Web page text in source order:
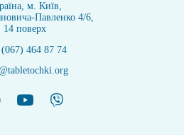
м. Київ,
Павленко 4/6,
14 поверх
464 87 74